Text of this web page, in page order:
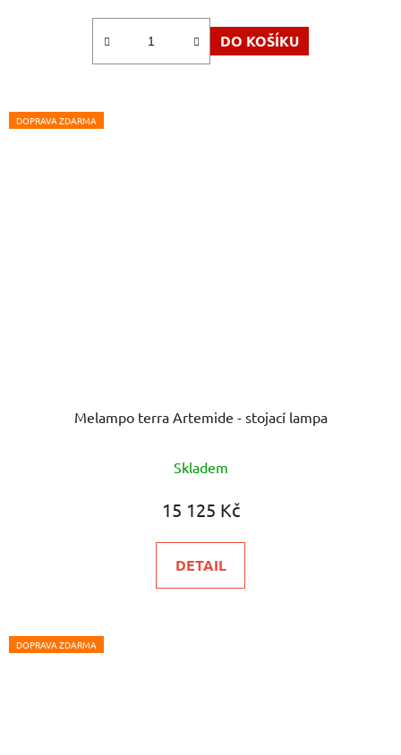
DO KOŠÍKU
DOPRAVA ZDARMA
Melampo terra Artemide - stojací lampa
Skladem
15 125 Kč
DETAIL
DOPRAVA ZDARMA